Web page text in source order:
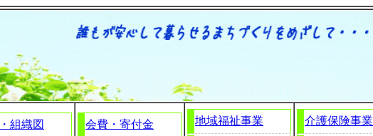
組織図 会費・寄付金 地域福祉事業
介護保険事業